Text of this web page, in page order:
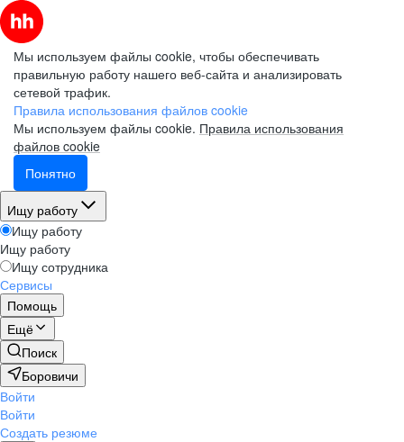
Мы используем файлы cookie, чтобы обеспечивать
правильную работу нашего веб-сайта и анализировать
сетевой трафик.
Правила использования файлов cookie
Мы используем файлы cookie. Правила использования
файлов cookie
Понятно
Ищу работу
Ищу работу
Ищу работу
Ищу сотрудника
Сервисы
Помощь
Ещё
Поиск
Боровичи
Войти
Войти
Создать резюме